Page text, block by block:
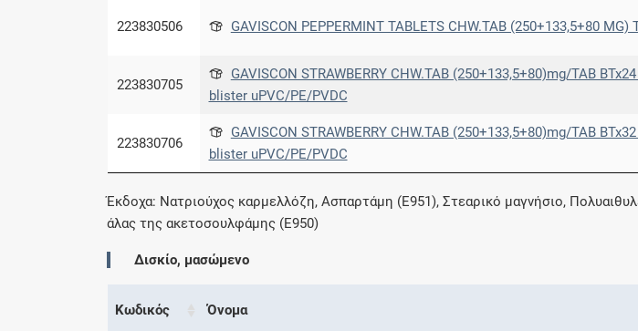
223830506 GAVISCON PEPPERMINT TABLETS CHW.TAB (250+133,5+80 MG)
223830705
GAVISCON STRAWBERRY CHW.TAB (250+133,5+80)mg/TAB
blister uPVC/PE/PVDC
223830706
GAVISCON STRAWBERRY CHW.TAB (250+133,5+80)mg/TAB
blister uPVC/PE/PVDC
Έκδοχα: Νατριούχος καρμελλόζη, Ασπαρτάμη (E951), Στεαρικό μαγνήσιο,
άλας της ακετοσουλφάμης (Ε950)
Δισκίο, μασώμενο
Κωδικός Όνομα